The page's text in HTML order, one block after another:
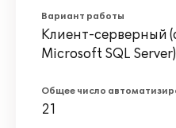
Вариант работы
Клиент-серверный
Microsoft SQL Server)
Общее число
21